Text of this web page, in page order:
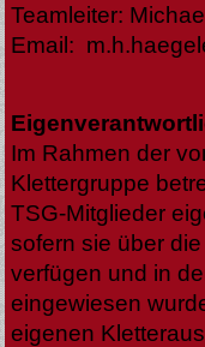
Teamleiter:
Email:
Im Rahmen der
Klettergruppe
TSG-Mitglieder
sofern sie über
verfügen und in
eingewiesen
eigenen